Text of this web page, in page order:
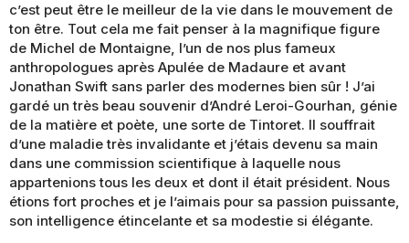
c’est peut être le meilleur de la vie dans le mouvement de
ton être. Tout cela me fait penser à la magnifique figure
de Michel de Montaigne, l’un de nos plus fameux
anthropologues après Apulée de Madaure et avant
Jonathan Swift sans parler des modernes bien sûr ! J’ai
gardé un très beau souvenir d’André Leroi-Gourhan, génie
de la matière et poète, une sorte de Tintoret. Il souffrait
d’une maladie très invalidante et j’étais devenu sa main
dans une commission scientifique à laquelle nous
appartenions tous les deux et dont il était président. Nous
étions fort proches et je l’aimais pour sa passion puissante,
son intelligence étincelante et sa modestie si élégante.